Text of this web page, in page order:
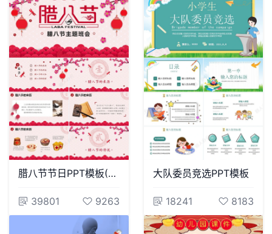
腊八节节日PPT模板(29)
39801 9263
大队委员竞选PPT模板
18241 8183